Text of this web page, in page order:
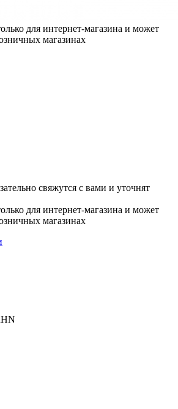
для интернет-магазина и может
магазинах
свяжутся с вами и уточнят
для интернет-магазина и может
магазинах